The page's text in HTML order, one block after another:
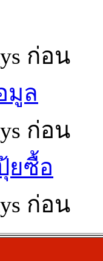
ก่อน
มูล
ก่อน
ยซื้อ
ก่อน